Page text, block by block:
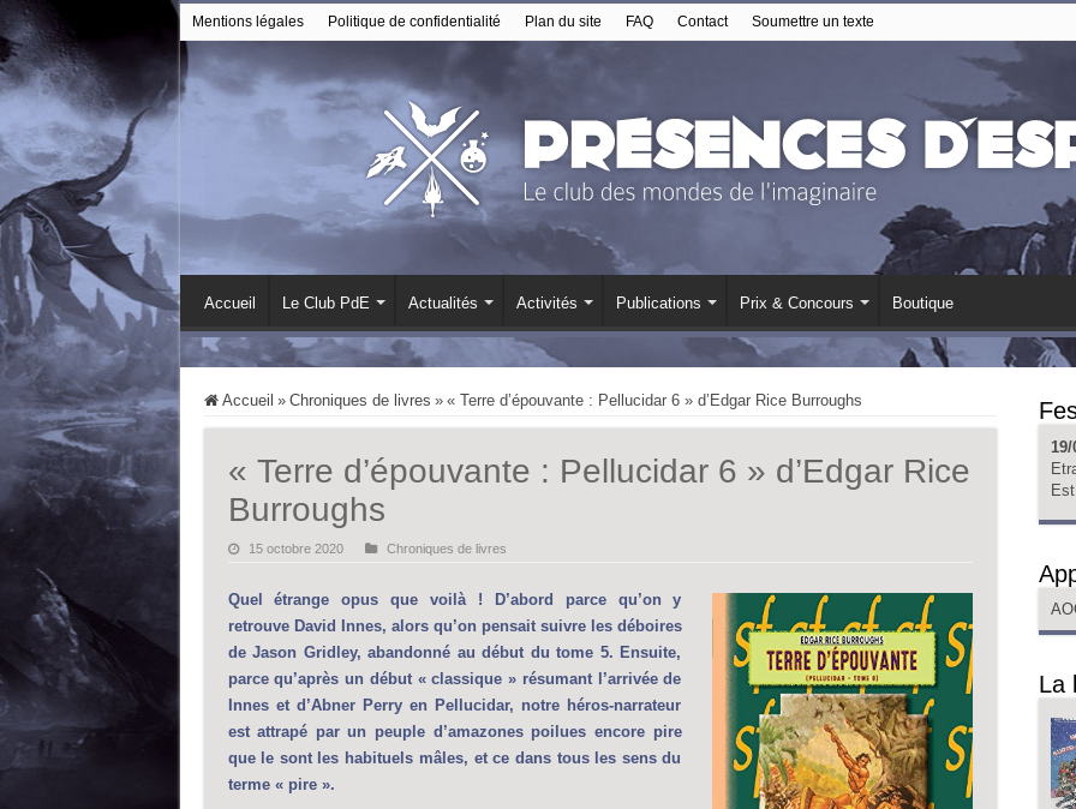
Mentions légales Politique de confidentialité Plan du site FAQ Contact Soumettre un texte
Accueil Le Club PdE Actualités Activités Publications Prix & Concours Boutique
Accueil » Chroniques de livres » « Terre d’épouvante : Pellucidar 6 » d’Edgar Rice Burroughs
« Terre d’épouvante : Pellucidar 6 » d’Edgar Rice
Burroughs
15 octobre 2020 Chroniques de livres
Quel étrange opus que voilà ! D’abord parce qu’on y
retrouve David Innes, alors qu’on pensait suivre les déboires
de Jason Gridley, abandonné au début du tome 5. Ensuite,
parce qu’après un début « classique » résumant l’arrivée de
Innes et d’Abner Perry en Pellucidar, notre héros-narrateur
est attrapé par un peuple d’amazones poilues encore pire
que le sont les habituels mâles, et ce dans tous les sens du
terme « pire ».
19/
Est
La